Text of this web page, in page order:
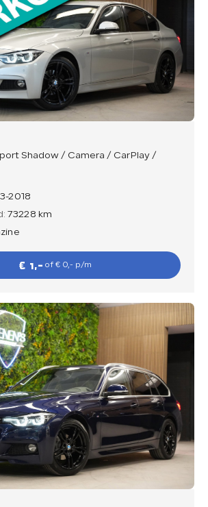
Shadow / Camera / CarPlay /
2018
73228 km
€ 1,- of € 0,- p/m